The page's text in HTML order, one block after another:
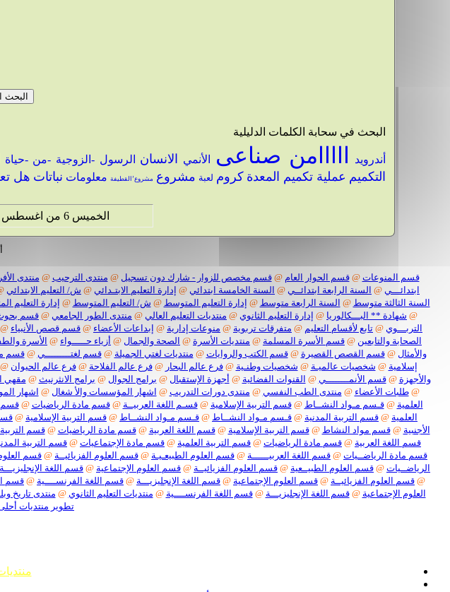
البحث في سحابة الكلمات الدليلية
أندرويد ااااامن صناعى الأنمي الانسان الرسول -الزوجية -من -حياة
التكميم عملية تكميم المعدة كروم لعبة مشروع مشروع’القطيفة معلومات نباتات هل
الخميس 6 من اغسطس 2026 , الساعة الان 07:18:56 مساءً.
قسم المنوعات @قسم الحوار العام @قسم مخصص للزوار - شارك دون تسجيل @ منتدى الترحيب @ منتدى
ابتدائـــي @ السنة الرابعة ابتدائــي @ السنة الخامسة ابتدائي @ إدارة التعليم الابتـدائي @ ش/ التعليم الابتدائي
السنة الثالثة متوسط @ السنة الرابعة متوسط @ إدارة التعليم المتوسط @ ش/ التعليم المتوسط @ إدارة التعليم
@ شهادة ** البـــكالوريا @ إدارة التعليم الثانوي @ منتديات التعليم العالي @ منتدى الطور الجامعي @ قسم
التربـــوي @ تابع لأقسام التعليم @ متفرقات تربوية @ منوعات إدارية @ إبداعات الأعضاء @ قسم قصص الأنبياء @
الصحابة والتابعين @ قسم الأسرة المسلمة @ منتديات الأسرة @ الصحة والجمال @ أزياء حـــــواء @ الأسرة
والأمثال @قسم القصص القصيرة @قسم الكتب والروايات @ منتديات لغتي الجميلة @قسم لغتـــــــــي @قسم
إسلامية @ شخصيات عالميـة @ شخصيات وطنـية @فرع عالم البحار @فرع عالم الفلاحة @فرع عالم الحيوان
والأجهزة @قسم الأنمــــــــي @ القنوات الفضائية @ أجهزة الإستقبال @ برامج الجوال @ برامج الانثرنيث @ مقهي
@طلبات الأعضاء @ منتدى الطب النفسي @ منتدى دورات التدريب @ اشهار المؤسسات والأ شغال @ اشهار
العلمية @قـسم مـواد النشــاط @قسم التربية الإسلامية @قسـم اللغة العربيــة @قسم مادة الرياضيات @قسم
العلمية @ قسم التربية المدنية @ قـسم مـواد النشــاط @ قـسم مـواد النشــاط @ قسم التربية الإسلامية @
الأجنبية @قسم مواد النشاط @قسم التربية الإسلامية @قسم اللغة العربية @قسم مادة الرياضيات @قسم التربية
قسم اللغة العربية @ قسم مادة الرياضيات @ قسم التربية العلمية @ قسم مادة الإجتماعيات @قسم التربية
قسم مادة الرياضــيات @ قسم اللغة العربيــــــة @ قسم العلوم الطبيعـيـة @ قسم العلوم الفزيائيــة @ قسم
الرياضــيات @ قسم العلوم الطبيــعية @ قسم العلوم الفزيائيــة @ قسم العلوم الإجتماعية @ قسم اللغة الإنجليزيـــة
@ قسم العلوم الفزيائيــة @ قسم العلوم الإجتماعية @ قسم اللغة الإنجليزيـــة @ قسم اللغة الفرنســــية @ قسم
العلوم الإجتماعية @قسم اللغة الإنجليزيـــة @قسم اللغة الفرنســــية @ منتديات التعليم الثانوي @ منتدى تاريخ
تطوير منتديات